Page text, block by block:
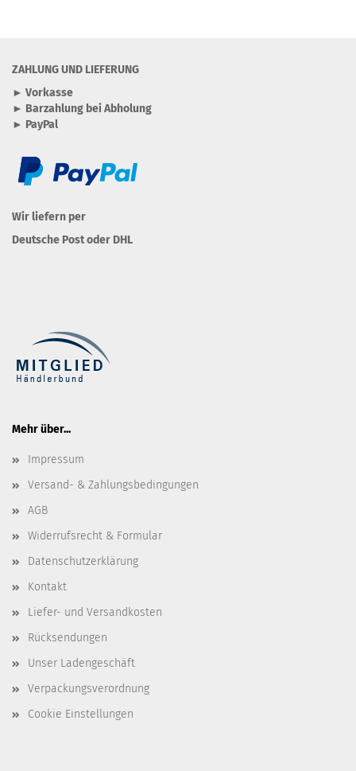
ZAHLUNG UND LIEFERUNG
► Vorkasse
► Barzahlung bei Abholung
► PayPal
Wir liefern per
Deutsche Post oder DHL
Mehr über...
Impressum
Versand- & Zahlungsbedingungen
AGB
Widerrufsrecht & Formular
Datenschutzerklärung
Kontakt
Liefer- und Versandkosten
Rücksendungen
Unser Ladengeschäft
Verpackungsverordnung
Cookie Einstellungen